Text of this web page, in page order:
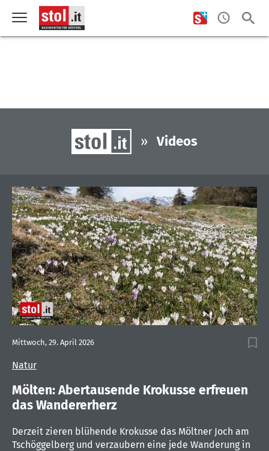
» Videos
seconds
of
minute,
seconds
Natur
Mittwoch, 29. April 2026
Mölten: Abertausende Krokusse erfreuen
das Wandererherz
Derzeit zieren blühende Krokusse das Möltner Joch am
Tschöggelberg und verzaubern eine jede Wanderung in